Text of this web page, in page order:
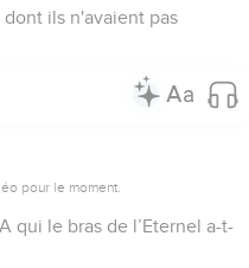
ils n'avaient pas
pour le moment.
qui le bras de l’Eternel a-t-